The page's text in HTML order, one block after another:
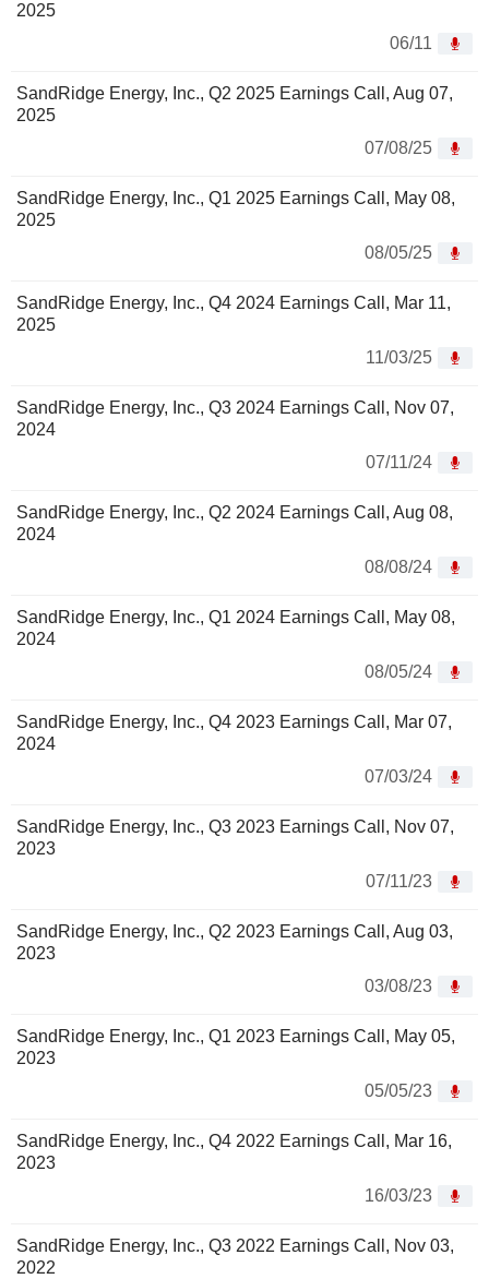
2025
06/11
SandRidge Energy, Inc., Q2 2025 Earnings Call, Aug 07,
2025
07/08/25
SandRidge Energy, Inc., Q1 2025 Earnings Call, May 08,
2025
08/05/25
SandRidge Energy, Inc., Q4 2024 Earnings Call, Mar 11,
2025
11/03/25
SandRidge Energy, Inc., Q3 2024 Earnings Call, Nov 07,
2024
07/11/24
SandRidge Energy, Inc., Q2 2024 Earnings Call, Aug 08,
2024
08/08/24
SandRidge Energy, Inc., Q1 2024 Earnings Call, May 08,
2024
08/05/24
SandRidge Energy, Inc., Q4 2023 Earnings Call, Mar 07,
2024
07/03/24
SandRidge Energy, Inc., Q3 2023 Earnings Call, Nov 07,
2023
07/11/23
SandRidge Energy, Inc., Q2 2023 Earnings Call, Aug 03,
2023
03/08/23
SandRidge Energy, Inc., Q1 2023 Earnings Call, May 05,
2023
05/05/23
SandRidge Energy, Inc., Q4 2022 Earnings Call, Mar 16,
2023
16/03/23
SandRidge Energy, Inc., Q3 2022 Earnings Call, Nov 03,
2022